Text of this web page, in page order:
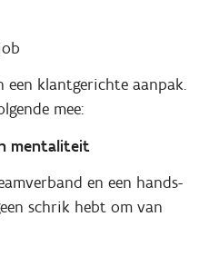
een klantgerichte aanpak.
mee:
mentaliteit
en een hands-
schrik hebt om van